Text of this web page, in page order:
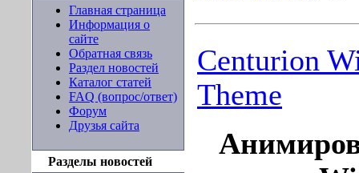
Главная страница
Информация о
сайте
Обратная связь
Раздел новостей
Каталог статей
FAQ (вопрос/ответ)
Форум
Друзья сайта
Разделы новостей
Centurion
Theme